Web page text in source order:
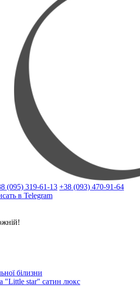
(095) 319-61-13 +38 (093) 470-91-64
в Telegram
білизни
"Little star" сатин люкс